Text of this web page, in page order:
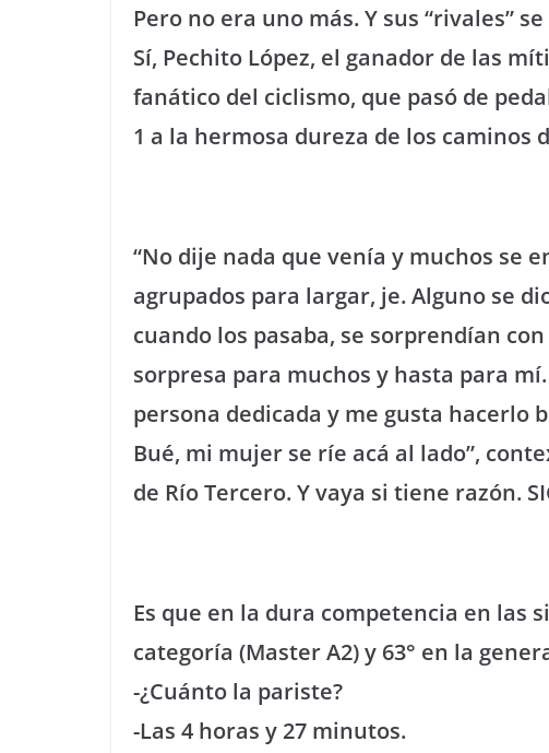
Pero no era uno más. Y sus “rivales”
Sí, Pechito López, el ganador de las
fanático del ciclismo, que pasó de
1 a la hermosa dureza de los caminos
“No dije nada que venía y muchos se
agrupados para largar, je. Alguno se
cuando los pasaba, se sorprendían con
sorpresa para muchos y hasta para
persona dedicada y me gusta hacerlo
Bué, mi mujer se ríe acá al lado”,
de Río Tercero. Y vaya si tiene razón.
Es que en la dura competencia en las
categoría (Master A2) y 63° en la
-¿Cuánto la pariste?
-Las 4 horas y 27 minutos.